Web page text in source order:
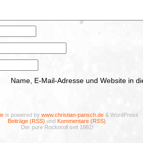
Name, E-Mail-Adresse und Website in
is powered by www.christian-pansch.de& WordPress
Beiträge (RSS) und Kommentare (RSS)
Der pure Rocknroll seit 1981!